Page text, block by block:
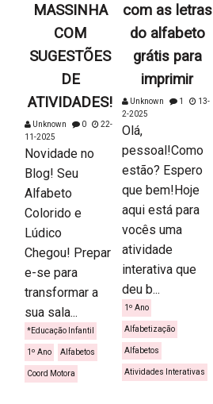
MASSINHA
COM
SUGESTÕES
DE
ATIVIDADES!
Unknown 0
22-
11-2025
Novidade no
Blog! Seu
Alfabeto
Colorido e
Lúdico
Chegou! Prepar
e-se para
transformar a
sua sala...
*Educação Infantil
1º Ano Alfabetos
Coord Motora
com as letras
do alfabeto
grátis para
imprimir
Unknown 1
13-
2-2025
Olá,
pessoal!Como
estão? Espero
que bem!Hoje
aqui está para
vocês uma
atividade
interativa que
deu b...
1º Ano
Alfabetização
Alfabetos
Atividades Interativas